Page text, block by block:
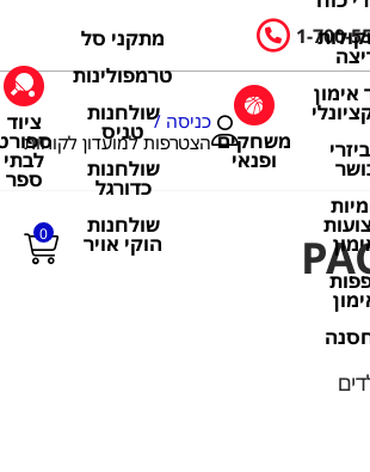
1-700-
אימון
משחקים
ופנאי
מתקני סל
טרמפולינות
שולחנות
טניס
שולחנות
כדורגל
שולחנות
הוקי אויר
ציוד
לבתי
ספר
כניסה /
הצטרפות למועדון לקוחות
0